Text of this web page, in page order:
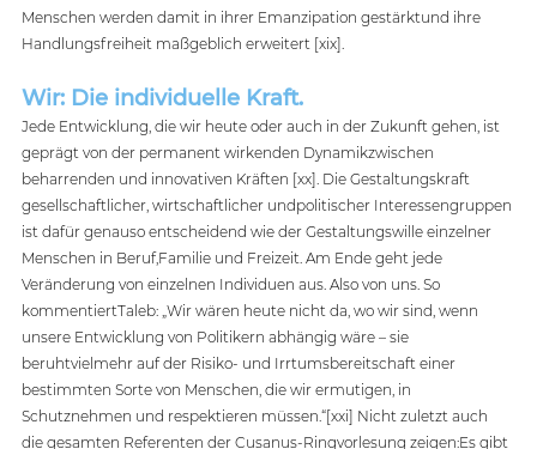
Menschen werden damit in ihrer Emanzipation gestärktund ihre
Handlungsfreiheit maßgeblich erweitert [xix].
Wir: Die individuelle Kraft.
Jede Entwicklung, die wir heute oder auch in der Zukunft gehen, ist
geprägt von der permanent wirkenden Dynamikzwischen
beharrenden und innovativen Kräften [xx]. Die Gestaltungskraft
gesellschaftlicher, wirtschaftlicher undpolitischer Interessengruppen
ist dafür genauso entscheidend wie der Gestaltungswille einzelner
Menschen in Beruf,Familie und Freizeit. Am Ende geht jede
Veränderung von einzelnen Individuen aus. Also von uns. So
kommentiertTaleb: „Wir wären heute nicht da, wo wir sind, wenn
unsere Entwicklung von Politikern abhängig wäre – sie
beruhtvielmehr auf der Risiko- und Irrtumsbereitschaft einer
bestimmten Sorte von Menschen, die wir ermutigen, in
Schutznehmen und respektieren müssen.“[xxi] Nicht zuletzt auch
die gesamten Referenten der Cusanus-Ringvorlesung zeigen:Es gibt